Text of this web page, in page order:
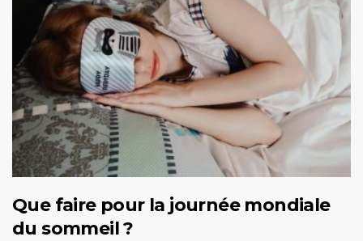
Que faire pour la journée mondiale
du sommeil ?